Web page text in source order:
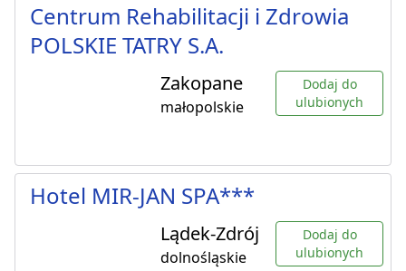
Centrum Rehabilitacji i Zdrowia
POLSKIE TATRY S.A.
Zakopane
małopolskie
Dodaj do
ulubionych
Hotel MIR-JAN SPA***
Lądek-Zdrój
dolnośląskie
Dodaj do
ulubionych